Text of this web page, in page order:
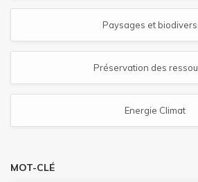
Paysages et
Préservation des
Energie Climat
MOT-CLÉ